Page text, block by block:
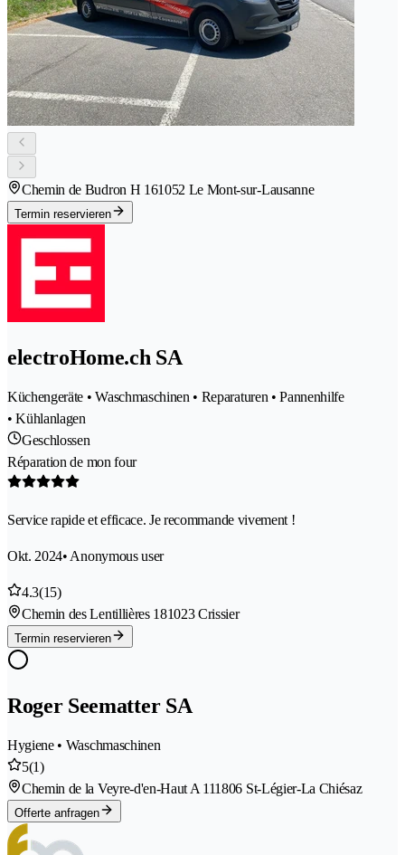
Chemin de Budron H 161052 Le Mont-sur-Lausanne
Termin reservieren
electroHome.ch SA
Küchengeräte • Waschmaschinen • Reparaturen • Pannenhilfe
• Kühlanlagen
Geschlossen
Réparation de mon four
Service rapide et efficace. Je recommande vivement !
Okt. 2024• Anonymous user
4.3(15)
Chemin des Lentillières 181023 Crissier
Termin reservieren
Roger Seematter SA
Hygiene • Waschmaschinen
5(1)
Chemin de la Veyre-d'en-Haut A 111806 St-Légier-La Chiésaz
Offerte anfragen